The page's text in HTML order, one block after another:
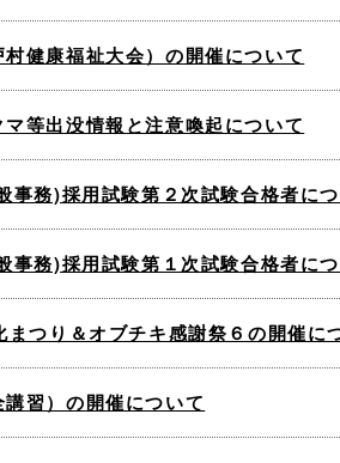
健康福祉大会）の開催について
マ等出没情報と注意喚起について
事務)採用試験第２次試験合格者に
事務)採用試験第１次試験合格者に
つり＆オブチキ感謝祭６の開催に
習）の開催について